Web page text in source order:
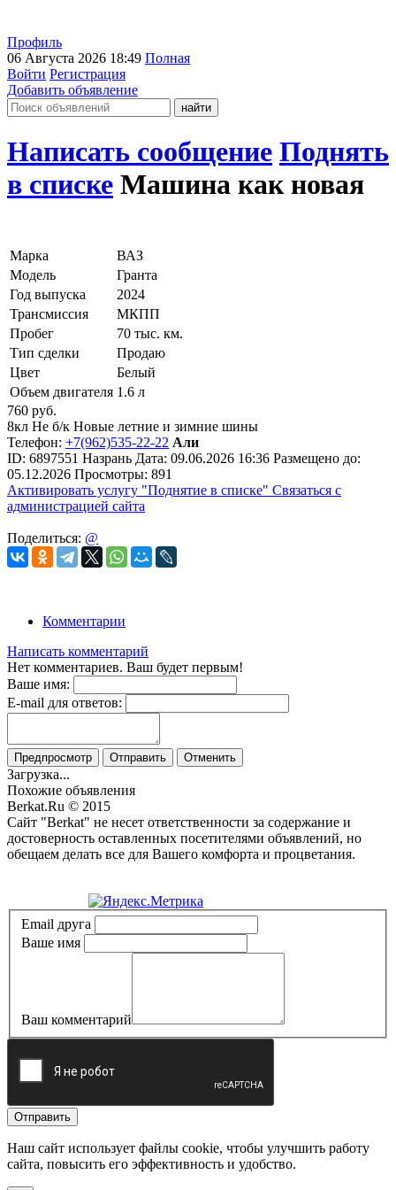
Профиль
06 Августа 2026 18:49 Полная
Войти Регистрация
Добавить объявление
Написать сообщение Поднять
в списке Машина как новая
Марка
ВАЗ
Модель
Гранта
Год выпуска
2024
Трансмиссия
МКПП
Пробег
70 тыс. км.
Тип сделки
Продаю
Цвет
Белый
Объем двигателя 1.6 л
760 руб.
8кл Не б/к Новые летние и зимние шины
Телефон: +7(962)535-22-22 Али
ID: 6897551 Назрань Дата: 09.06.2026 16:36 Размещено до:
05.12.2026 Просмотры: 891
Активировать услугу "Поднятие в списке" Связаться с
администрацией сайта
Поделиться: @
Комментарии
Написать комментарий
Нет комментариев. Ваш будет первым!
Ваше имя:
E-mail для ответов:
Предпросмотр Отправить Отменить
Загрузка...
Похожие объявления
Berkat.Ru © 2015
Сайт "Berkat" не несет ответственности за содержание и
достоверность оставленных посетителями объявлений, но
обещаем делать все для Вашего комфорта и процветания.
Email друга
Ваше имя
Ваш комментарий
Отправить
Наш сайт использует файлы cookie, чтобы улучшить работу
сайта, повысить его эффективность и удобство.